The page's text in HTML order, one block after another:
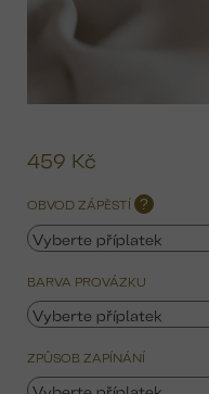
459 Kč
OBVOD ZÁPĚSTÍ ?
BARVA PROVÁZKU
ZPŮSOB ZAPÍNÁNÍ